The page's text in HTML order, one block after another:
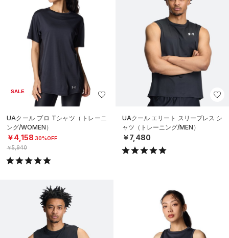
SALE
UAクール プロ Tシャツ（トレーニ
ング/WOMEN）
￥4,158 30%OFF
￥5,940
UAクール エリート スリーブレス シ
ャツ（トレーニング/MEN）
￥7,480